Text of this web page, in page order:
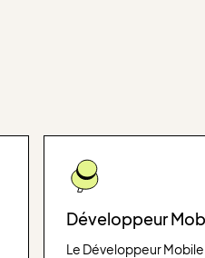
Développeur
Le Développeur